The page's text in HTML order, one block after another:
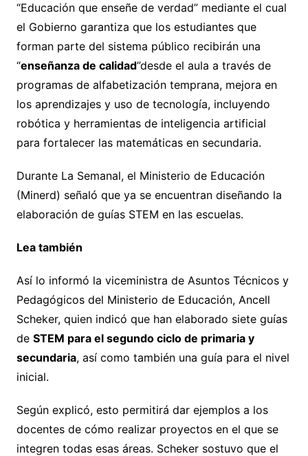
“Educación que enseñe de verdad” mediante el cual
el Gobierno garantiza que los estudiantes que
forman parte del sistema público recibirán una
“enseñanza de calidad”desde el aula a través de
programas de alfabetización temprana, mejora en
los aprendizajes y uso de tecnología, incluyendo
robótica y herramientas de inteligencia artificial
para fortalecer las matemáticas en secundaria.
Durante La Semanal, el Ministerio de Educación
(Minerd) señaló que ya se encuentran diseñando la
elaboración de guías STEM en las escuelas.
Lea también
Así lo informó la viceministra de Asuntos Técnicos y
Pedagógicos del Ministerio de Educación, Ancell
Scheker, quien indicó que han elaborado siete guías
de STEM para el segundo ciclo de primaria y
secundaria, así como también una guía para el nivel
inicial.
Según explicó, esto permitirá dar ejemplos a los
docentes de cómo realizar proyectos en el que se
integren todas esas áreas. Scheker sostuvo que el